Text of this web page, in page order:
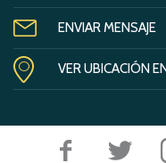
ENVIAR MENSAJE
VER UBICACIÓN